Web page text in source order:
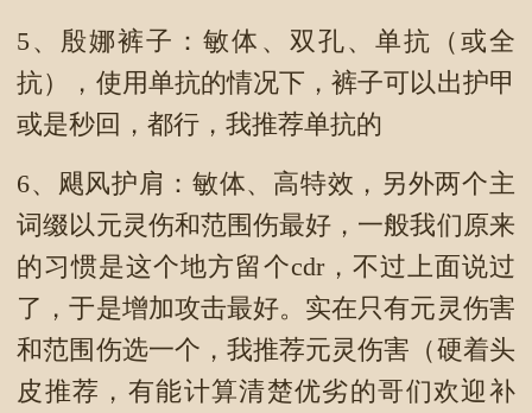
5、殷娜裤子：敏体、双孔、单抗（或全
抗），使用单抗的情况下，裤子可以出护甲
或是秒回，都行，我推荐单抗的
6、飓风护肩：敏体、高特效，另外两个主
词缀以元灵伤和范围伤最好，一般我们原来
的习惯是这个地方留个cdr，不过上面说过
了，于是增加攻击最好。实在只有元灵伤害
和范围伤选一个，我推荐元灵伤害（硬着头
皮推荐，有能计算清楚优劣的哥们欢迎补